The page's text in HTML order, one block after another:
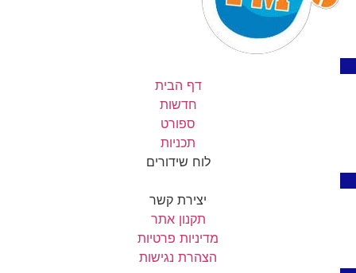
דף הבית
חדשות
ספורט
תכניות
לוח שידורים
יצירת קשר
תקנון אתר
מדיניות פרטיות
הצהרת נגישות